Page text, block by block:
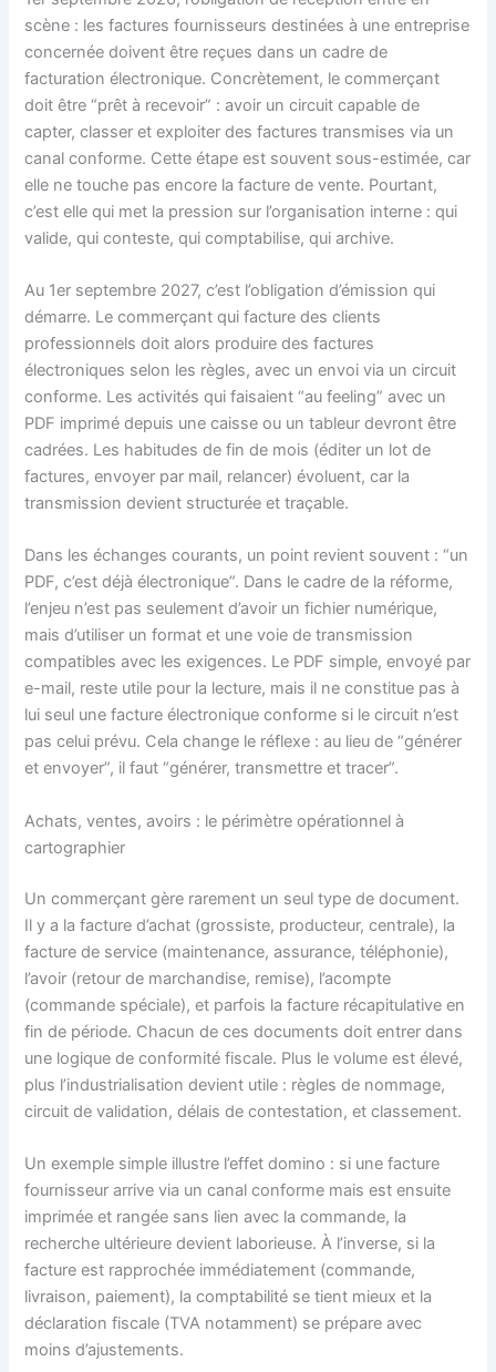
scène : les factures fournisseurs destinées à une entreprise
concernée doivent être reçues dans un cadre de
facturation électronique. Concrètement, le commerçant
doit être “prêt à recevoir” : avoir un circuit capable de
capter, classer et exploiter des factures transmises via un
canal conforme. Cette étape est souvent sous-estimée, car
elle ne touche pas encore la facture de vente. Pourtant,
c’est elle qui met la pression sur l’organisation interne : qui
valide, qui conteste, qui comptabilise, qui archive.
Au 1er septembre 2027, c’est l’obligation d’émission qui
démarre. Le commerçant qui facture des clients
professionnels doit alors produire des factures
électroniques selon les règles, avec un envoi via un circuit
conforme. Les activités qui faisaient “au feeling” avec un
PDF imprimé depuis une caisse ou un tableur devront être
cadrées. Les habitudes de fin de mois (éditer un lot de
factures, envoyer par mail, relancer) évoluent, car la
transmission devient structurée et traçable.
Dans les échanges courants, un point revient souvent : “un
PDF, c’est déjà électronique”. Dans le cadre de la réforme,
l’enjeu n’est pas seulement d’avoir un fichier numérique,
mais d’utiliser un format et une voie de transmission
compatibles avec les exigences. Le PDF simple, envoyé par
e-mail, reste utile pour la lecture, mais il ne constitue pas à
lui seul une facture électronique conforme si le circuit n’est
pas celui prévu. Cela change le réflexe : au lieu de “générer
et envoyer”, il faut “générer, transmettre et tracer”.
Achats, ventes, avoirs : le périmètre opérationnel à
cartographier
Un commerçant gère rarement un seul type de document.
Il y a la facture d’achat (grossiste, producteur, centrale), la
facture de service (maintenance, assurance, téléphonie),
l’avoir (retour de marchandise, remise), l’acompte
(commande spéciale), et parfois la facture récapitulative en
fin de période. Chacun de ces documents doit entrer dans
une logique de conformité fiscale. Plus le volume est élevé,
plus l’industrialisation devient utile : règles de nommage,
circuit de validation, délais de contestation, et classement.
Un exemple simple illustre l’effet domino : si une facture
fournisseur arrive via un canal conforme mais est ensuite
imprimée et rangée sans lien avec la commande, la
recherche ultérieure devient laborieuse. À l’inverse, si la
facture est rapprochée immédiatement (commande,
livraison, paiement), la comptabilité se tient mieux et la
déclaration fiscale (TVA notamment) se prépare avec
moins d’ajustements.